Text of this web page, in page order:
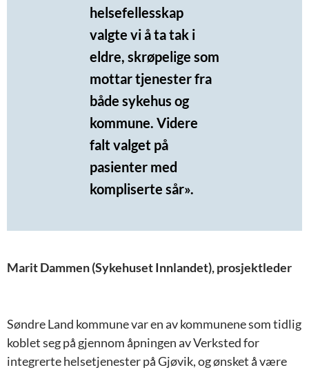
helsefellesskap
valgte vi å ta tak i
eldre, skrøpelige som
mottar tjenester fra
både sykehus og
kommune. Videre
falt valget på
pasienter med
kompliserte sår».
Marit Dammen (Sykehuset Innlandet), prosjektleder
Søndre Land kommune var en av kommunene som tidlig
koblet seg på gjennom åpningen av Verksted for
integrerte helsetjenester på Gjøvik, og ønsket å være